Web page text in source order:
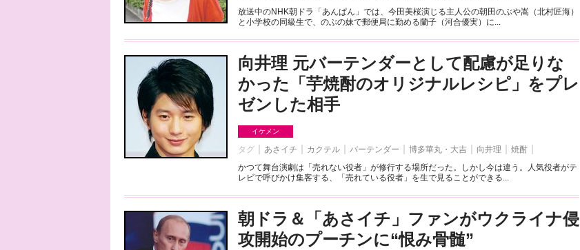
放送中のNHK朝ドラ「あんぱん」では、今田美桜演じる主人公の朝田のぶや嵩（北村匠海）
と小学校の同級生で、のぶの妹で郵便局に勤める蘭子（河合優実）に...
向井理 元バーテンダーとして配慮が足りな
かった「芋焼酎のオリジナルレシピ」をプレ
ゼンした相手
イケメン
タグ あさイチ カクテル バーテンダー 博多華丸・大吉 向井理
焼酎
かつて舞台演劇は「売れない役者」が修行する場所だった。しかし今は違う。人気役者がテ
レビで呼びかけ集客する、「売れている役者」を生で見ることができる...
朝ドラ＆「あさイチ」ファンがウクライナ侵
攻開始のプーチンに“恨み骨髄”